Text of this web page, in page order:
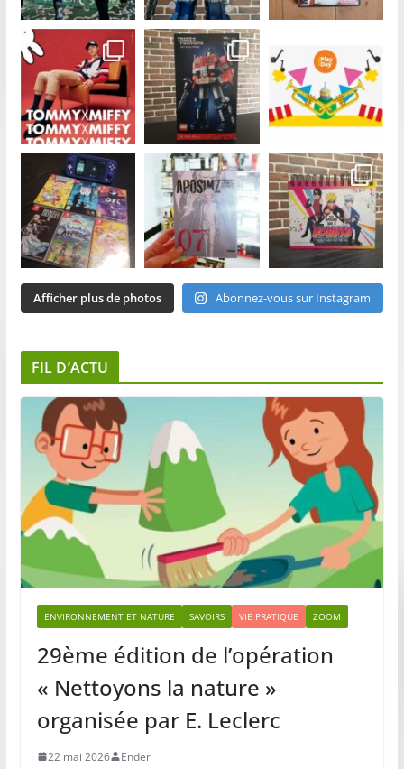
Afficher plus de photos Abonnez-vous sur Instagram
FIL D’ACTU
ENVIRONNEMENT ET NATURE SAVOIRS VIE PRATIQUE ZOOM
29ème édition de l’opération
« Nettoyons la nature »
organisée par E. Leclerc
22 mai 2026 Ender